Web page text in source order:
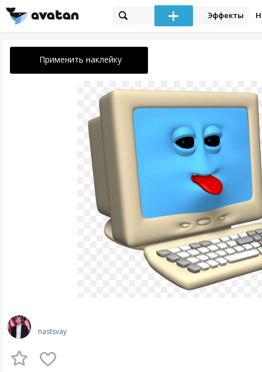
Эффекты
Применить наклейку
nastsvay